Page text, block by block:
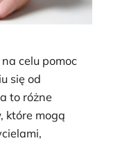
celu pomoc
się od
to różne
które mogą